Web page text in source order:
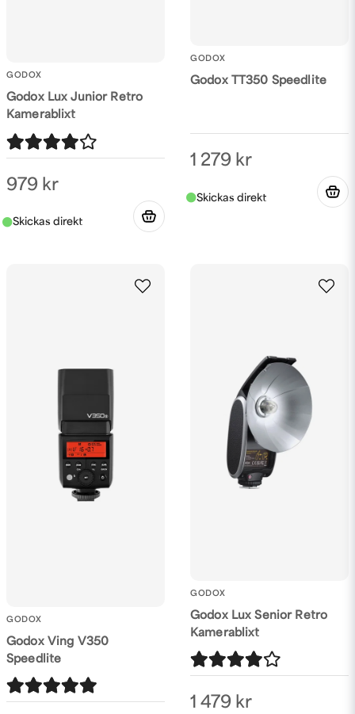
GODOX
Godox Lux Junior Retro
Kamerablixt
979 kr
GODOX
Godox TT350 Speedlite
1 279 kr
GODOX
Godox Ving V350
Speedlite
GODOX
Godox Lux Senior Retro
Kamerablixt
1 479 kr